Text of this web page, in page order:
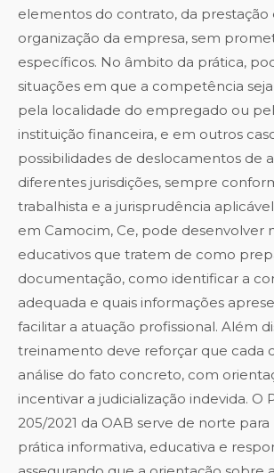
elementos do contrato, da prestação
organização da empresa, sem
específicos. No âmbito da prática,
situações em que a competência
pela localidade do empregado ou
instituição financeira, e em outros
possibilidades de deslocamentos de
diferentes jurisdições, sempre
trabalhista e a jurisprudência
em Camocim, Ce, pode desenvolver
educativos que tratem de como
documentação, como identificar a
adequada e quais informações
facilitar a atuação profissional. Além
treinamento deve reforçar que cada
análise do fato concreto, com
incentivar a judicialização indevida. O
205/2021 da OAB serve de norte
prática informativa, educativa e